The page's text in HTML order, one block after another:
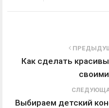
Как сделать
Выбираем детский